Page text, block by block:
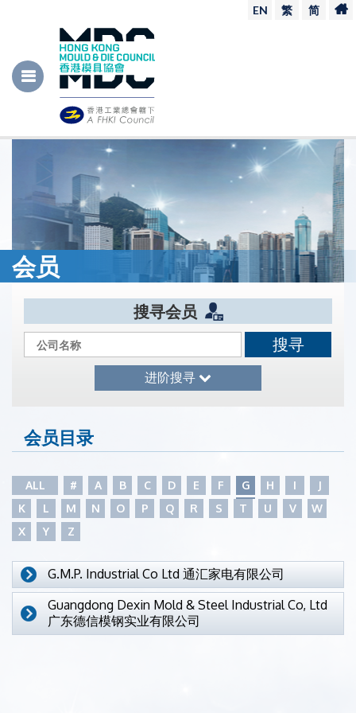
EN 繁 简
会员
搜寻会员
进阶搜寻
会员目录
ALL # A B C D E F G H I
J
K
L M N O P Q R S T U V
W
X
Y Z
G.M.P. Industrial Co Ltd 通汇家电有限公司
Guangdong Dexin Mold & Steel Industrial Co, Ltd
广东德信模钢实业有限公司